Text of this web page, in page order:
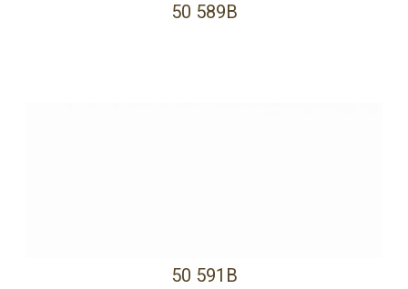
50 589B
50 591B